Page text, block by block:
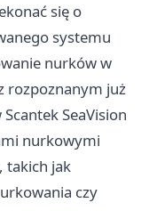
się o
systemu
nurków w
rozpoznanym już
SeaVision
nurkowymi
takich jak
czy